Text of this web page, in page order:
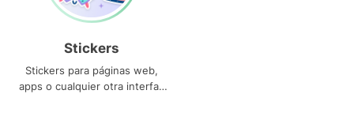
Stickers
Stickers para páginas web,
apps o cualquier otra interfaz